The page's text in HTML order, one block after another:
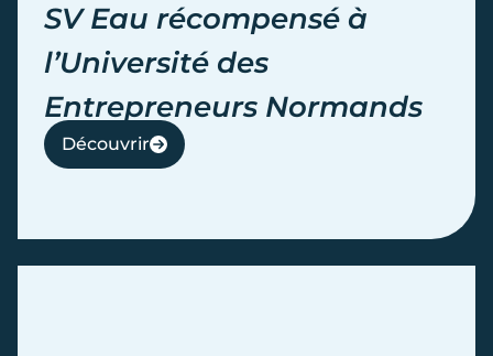
SV Eau récompensé à
l’Université des
Entrepreneurs Normands
Découvrir